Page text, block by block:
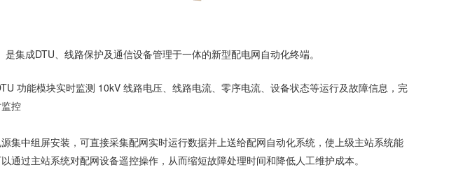
集成DTU、线路保护及通信设备管理于一体的新型配电网自动化终端。
功能模块实时监测 10kV 线路电压、线路电流、零序电流、设备状态等运行及故障信息，完
控
集中组屏安装，可直接采集配网实时运行数据并上送给配网自动化系统，使上级主站系统能
通过主站系统对配网设备遥控操作，从而缩短故障处理时间和降低人工维护成本。